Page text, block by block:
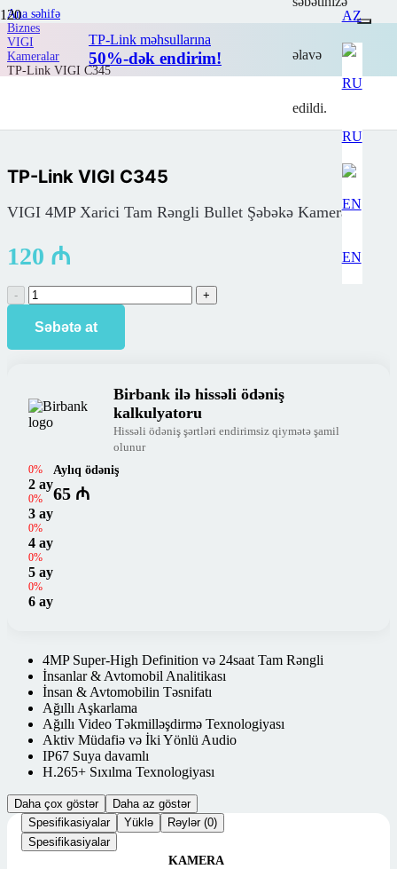
TP-Link məhsullarına
50%-dək endirim! əlavə
edildi.
AZ
RU
EN
Ana səhifə
Biznes
VIGI
Kameralar
TP-Link VIGI C345
TP-Link VIGI C345
VIGI 4MP Xarici Tam Rəngli Bullet Şəbəkə Kamerası
120 ₼
TP-
Link
VIGI
Səbətə at
Birbank ilə hissəli ödəniş
kalkulyatoru
Hissəli ödəniş şərtləri endirimsiz qiymətə şamil
olunur
0%
2 ay
0%
3 ay
0%
4 ay
0%
5 ay
0%
6 ay
Aylıq ödəniş
65 ₼
4MP Super-High Definition və 24saat Tam Rəngli
İnsanlar & Avtomobil Analitikası
İnsan & Avtomobilin Təsnifatı
Ağıllı Aşkarlama
Ağıllı Video Təkmilləşdirmə Texnologiyası
Aktiv Müdafiə və İki Yönlü Audio
IP67 Suya davamlı
H.265+ Sıxılma Texnologiyası
Daha çox göstər
Daha az göstər
Spesifikasiyalar
Yüklə
Rəylər (0)
Spesifikasiyalar
KAMERA